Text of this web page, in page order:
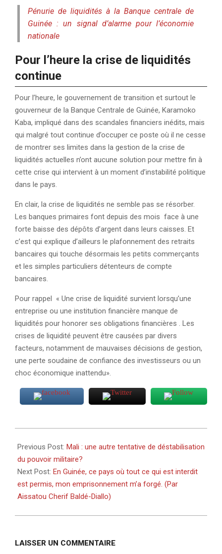
Pénurie de liquidités à la Banque centrale de
Guinée : un signal d’alarme pour l’économie
nationale
Pour l’heure la crise de liquidités
continue
Pour l’heure, le gouvernement de transition et surtout le
gouverneur de la Banque Centrale de Guinée, Karamoko
Kaba, impliqué dans des scandales financiers inédits, mais
qui malgré tout continue d’occuper ce poste où il ne cesse
de montrer ses limites dans la gestion de la crise de
liquidités actuelles n’ont aucune solution pour mettre fin à
cette crise qui intervient à un moment d’instabilité politique
dans le pays.
En clair, la crise de liquidités ne semble pas se résorber.
Les banques primaires font depuis des mois face à une
forte baisse des dépôts d’argent dans leurs caisses. Et
c’est qui explique d’ailleurs le plafonnement des retraits
bancaires qui touche désormais les petits commerçants
et les simples particuliers détenteurs de compte
bancaires.
Pour rappel « Une crise de liquidité survient lorsqu’une
entreprise ou une institution financière manque de
liquidités pour honorer ses obligations financières . Les
crises de liquidité peuvent être causées par divers
facteurs, notamment de mauvaises décisions de gestion,
une perte soudaine de confiance des investisseurs ou un
choc économique inattendu».
08-
12
Previous Post: Mali : une autre tentative de déstabilisation
du pouvoir militaire?
Next Post: En Guinée, ce pays où tout ce qui est interdit
est permis, mon emprisonnement m’a forgé. (Par
Aissatou Cherif Baldé-Diallo)
LAISSER UN COMMENTAIRE